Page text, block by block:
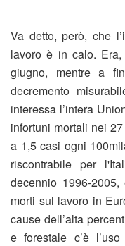
Va detto, però, che
lavoro è in calo.
giugno, mentre a
decremento
interessa l’intera
infortuni mortali nei
a 1,5 casi ogni
riscontrabile per
decennio 1996-
morti sul lavoro in
cause dell’alta
e forestale c’è